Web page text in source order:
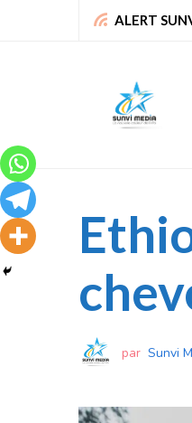
ALERT
est déjà un peuple qui gagne
par Sunvi